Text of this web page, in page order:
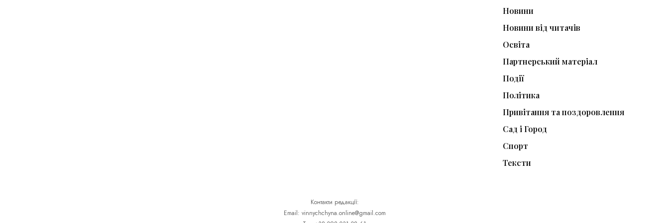
Новини
Новини від читачів
Освіта
Партнерський матеріал
Події
Політика
Привітання та поздоровлення
Сад і Город
Спорт
Тексти
Контакти редакції:
Email: vinnychchyna.online@gmail.com